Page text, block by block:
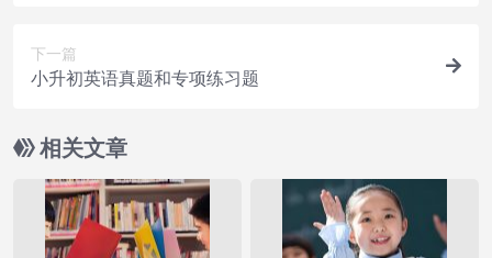
下一篇
小升初英语真题和专项练习题
相关文章